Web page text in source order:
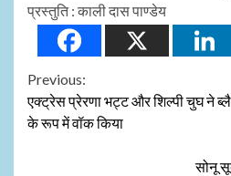
प्रस्तुति : काली दास पाण्डेय
Continue
Reading
Previous:
एक्ट्रेस प्रेरणा भट्ट और शिल्पी चुघ ने
के रूप में वॉक किया
सोनू